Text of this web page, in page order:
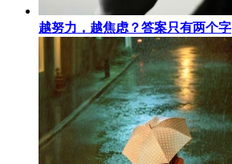
越努力，越焦虑？答案只有两个字